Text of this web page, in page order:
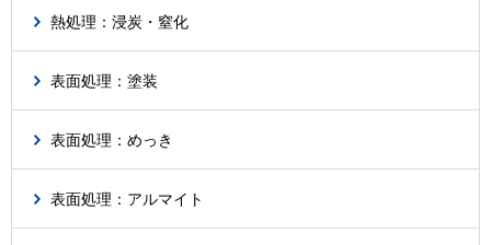
熱処理：浸炭・窒化
表面処理：塗装
表面処理：めっき
表面処理：アルマイト